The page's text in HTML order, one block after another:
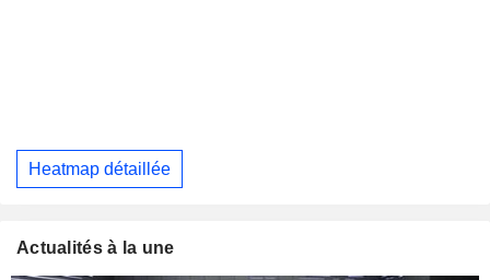
Heatmap détaillée
Actualités à la une